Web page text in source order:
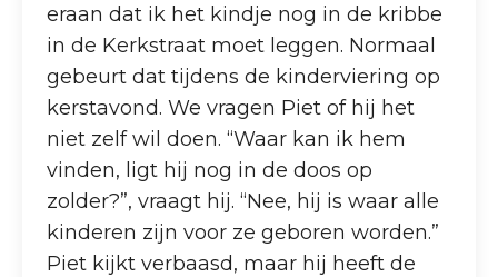
eraan dat ik het kindje nog in de kribbe
in de Kerkstraat moet leggen. Normaal
gebeurt dat tijdens de kinderviering op
kerstavond. We vragen Piet of hij het
niet zelf wil doen. “Waar kan ik hem
vinden, ligt hij nog in de doos op
zolder?”, vraagt hij. “Nee, hij is waar alle
kinderen zijn voor ze geboren worden.”
Piet kijkt verbaasd, maar hij heeft de